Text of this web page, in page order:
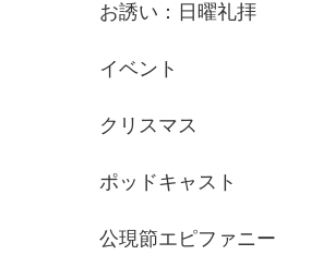
お誘い：日曜礼拝
イベント
クリスマス
ポッドキャスト
公現節エピファニー